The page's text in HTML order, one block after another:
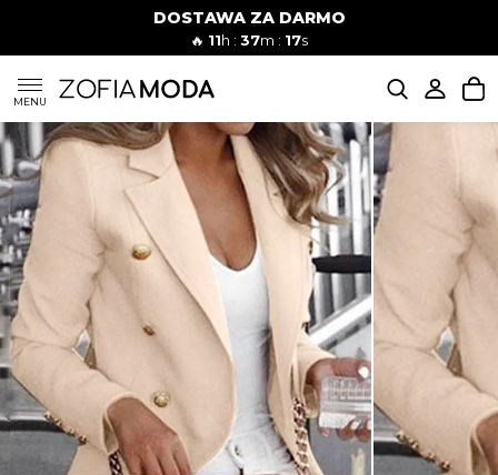
DOSTAWA ZA DARMO
🔥 11h : 37m : 16s
MENU
SUKIENKI
KOMPLETY
JEANSY
SZORTY
MODA PLAŻOWA